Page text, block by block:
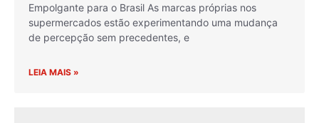
Empolgante para o Brasil As marcas próprias nos
supermercados estão experimentando uma mudança
de percepção sem precedentes, e
LEIA MAIS »